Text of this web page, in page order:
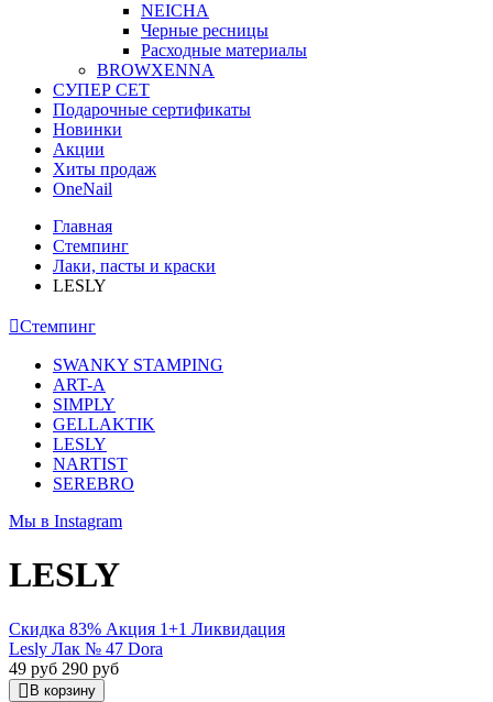
NEICHA
Черные ресницы
Расходные материалы
BROWXENNA
СУПЕР СЕТ
Подарочные сертификаты
Новинки
Акции
Хиты продаж
OneNail
Главная
Стемпинг
Лаки, пасты и краски
LESLY
Стемпинг
SWANKY STAMPING
ART-A
SIMPLY
GELLAKTIK
LESLY
NARTIST
SEREBRO
Мы в Instagram
LESLY
Скидка 83% Акция 1+1 Ликвидация
Lesly Лак № 47 Dora
49 руб 290 руб
В корзину